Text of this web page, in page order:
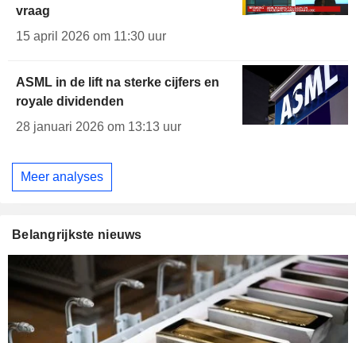
vraag
15 april 2026 om 11:30 uur
ASML in de lift na sterke cijfers en
royale dividenden
28 januari 2026 om 13:13 uur
Meer analyses
Belangrijkste nieuws